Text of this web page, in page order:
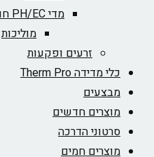
מדי PH/EC חומציות
מוליכות
זרעים ופקעות
כלי מדידה Therm Pro
מבצעים
מוצרים חדשים
סרטוני הדרכה
מוצרים חמים